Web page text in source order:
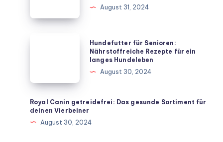
beliebtesten
August 31, 2024
Rezepte
für
ein
langes
Hundefutter für Senioren:
Nährstoffreiche Rezepte für ein
langes Hundeleben
August 30, 2024
Royal Canin getreidefrei: Das gesunde Sortiment für
deinen Vierbeiner
August 30, 2024